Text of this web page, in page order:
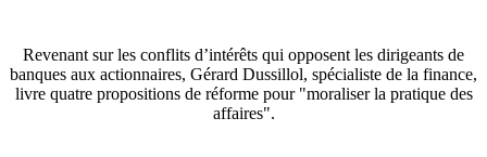
Revenant sur les conflits d’intérêts qui opposent les dirigeants de
banques aux actionnaires, Gérard Dussillol, spécialiste de la finance,
livre quatre propositions de réforme pour "moraliser la pratique des
affaires".